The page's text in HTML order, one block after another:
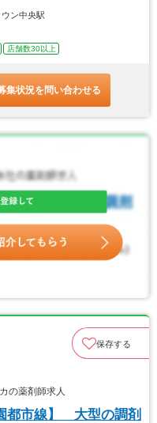
ン中央駅
店舗数30以上
集状況を問い合わせる
保存する
の薬剤師求人
都市線】 大型の調剤